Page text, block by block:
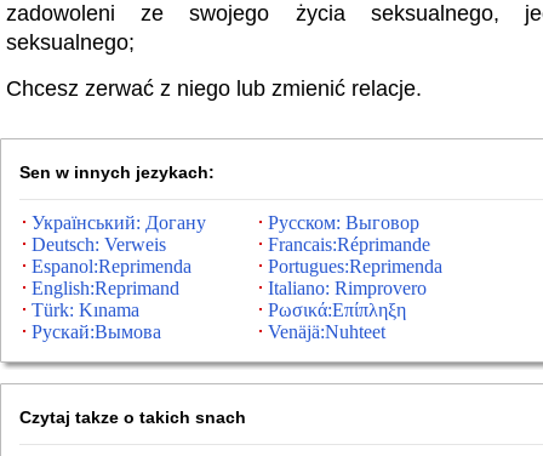
zadowoleni ze swojego życia seksualnego,
seksualnego;
Chcesz zerwać z niego lub zmienić relacje.
Sen w innych jezykach:
Український: Догану
Русском: Выговор
Deutsch: Verweis
Francais:Réprimande
Espanol:Reprimenda
Portugues:Reprimenda
English:Reprimand
Italiano: Rimprovero
Türk: Kınama
Ρωσικά:Επίπληξη
Рускай:Вымова
Venäjä:Nuhteet
Czytaj takze o takich snach